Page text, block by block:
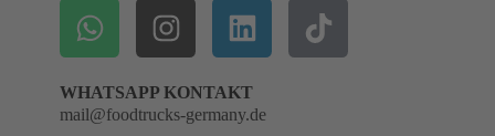
WHATSAPP KONTAKT
mail@foodtrucks-germany.de